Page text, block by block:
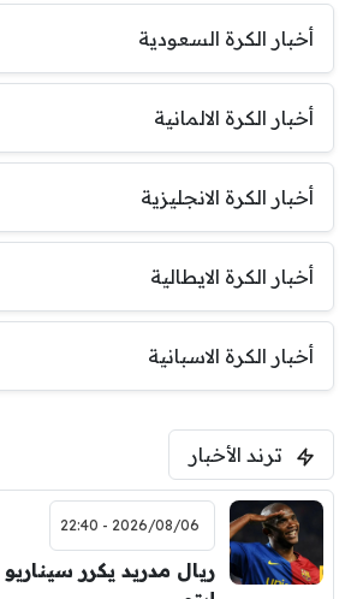
أخبار الكرة السعودية
أخبار الكرة الالمانية
أخبار الكرة الانجليزية
أخبار الكرة الايطالية
أخبار الكرة الاسبانية
ترند الأخبار
2026/08/06 - 22:40
ريال مدريد يكرر